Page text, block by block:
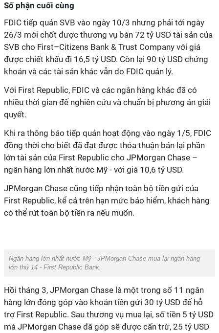
Số phận cuối cùng
FDIC tiếp quản SVB vào ngày 10/3 nhưng phải tới ngày
26/3 mới chốt được thương vụ bán 72 tỷ USD tài sản của
SVB cho First–Citizens Bank & Trust Company với giá
được chiết khấu đi 16,5 tỷ USD. Còn lại 90 tỷ USD chứng
khoán và các tài sản khác vẫn do FDIC quản lý.
Với First Republic, FDIC và các ngân hàng khác đã có
nhiều thời gian để nghiên cứu và chuẩn bị phương án giải
quyết.
Khi ra thông báo tiếp quản hoạt động vào ngày 1/5, FDIC
đồng thời cho biết đã đạt được thỏa thuận bán lại phần
lớn tài sản của First Republic cho JPMorgan Chase –
ngân hàng lớn nhất nước Mỹ - với giá 10,6 tỷ USD.
JPMorgan Chase cũng tiếp nhận toàn bộ tiền gửi của
First Republic, kể cả trên hạn mức bảo hiểm, khách hàng
có thể rút toàn bộ tiền ra nếu muốn.
Ngân hàng lớn nhất nước Mỹ - JPMorgan Chase mua lại ngân hàng
lớn thứ 14 - First Republic Bank.
Hồi tháng 3, JPMorgan Chase là một trong số 11 ngân
hàng lớn đóng góp vào khoản tiền gửi 30 tỷ USD để hỗ
trợ First Republic. Sau thương vụ mua lại, số tiền 5 tỷ USD
mà JPMorgan Chase đã góp sẽ được cấn trừ, 25 tỷ USD